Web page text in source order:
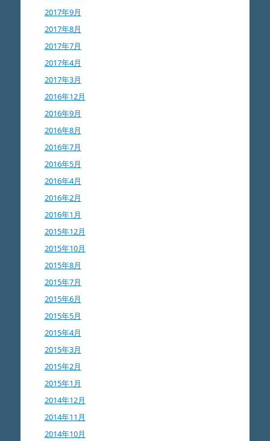
2017年9月
2017年8月
2017年7月
2017年4月
2017年3月
2016年12月
2016年9月
2016年8月
2016年7月
2016年5月
2016年4月
2016年2月
2016年1月
2015年12月
2015年10月
2015年8月
2015年7月
2015年6月
2015年5月
2015年4月
2015年3月
2015年2月
2015年1月
2014年12月
2014年11月
2014年10月